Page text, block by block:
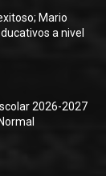
Mario
a nivel
2026-2027